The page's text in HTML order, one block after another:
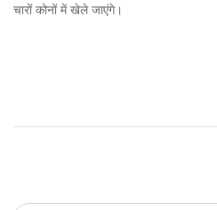
चारों कोनों में खेले जाएंगे।